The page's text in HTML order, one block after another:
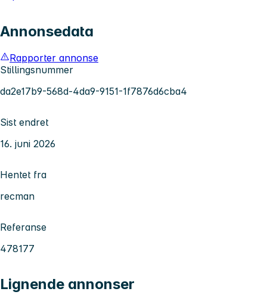
Annonsedata
Rapporter annonse
Stillingsnummer
da2e17b9-568d-4da9-9151-1f7876d6cba4
Sist endret
16. juni 2026
Hentet fra
recman
Referanse
478177
Lignende annonser